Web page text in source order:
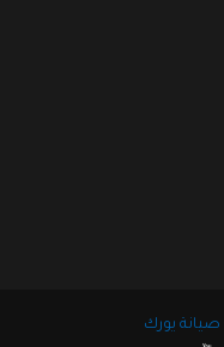
صيانة يورك